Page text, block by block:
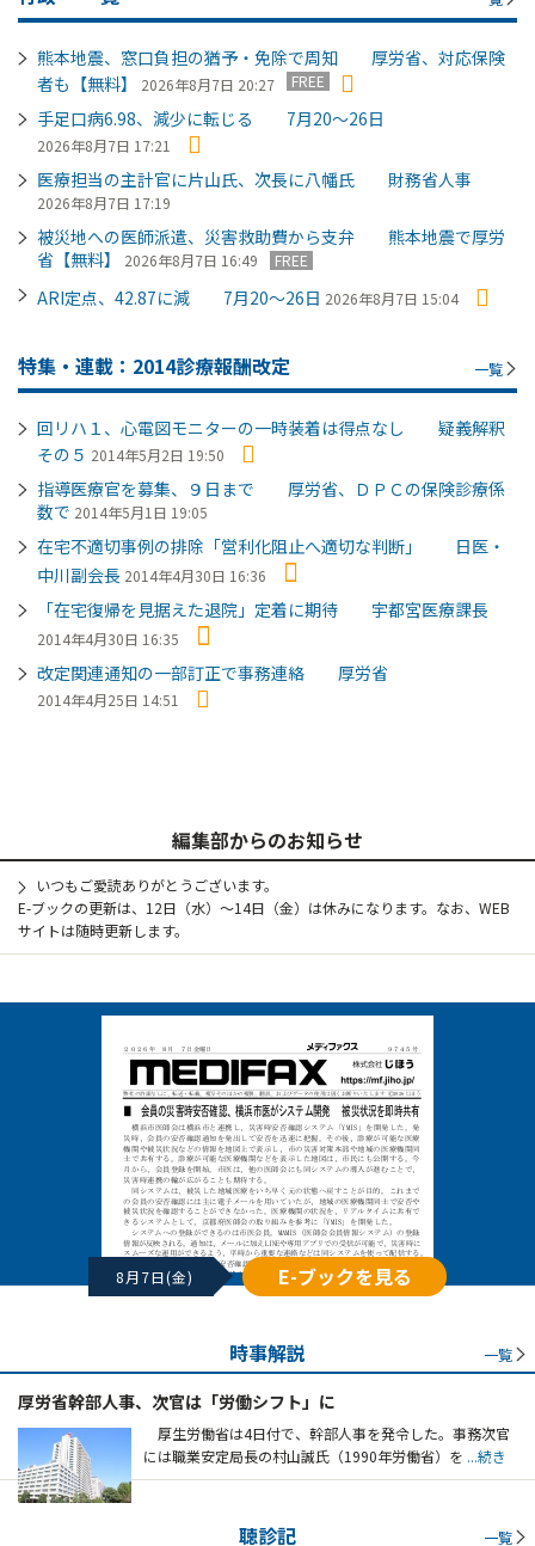
熊本地震、窓口負担の猶予・免除で周知 厚労省、対応保険
者も【無料】
2026年8月7日 20:27 FREE
手足口病6.98、減少に転じる 7月20～26日
2026年8月7日 17:21
医療担当の主計官に片山氏、次長に八幡氏 財務省人事
2026年8月7日 17:19
被災地への医師派遣、災害救助費から支弁 熊本地震で厚労
省【無料】
2026年8月7日 16:49 FREE
ARI定点、42.87に減 7月20～26日 2026年8月7日 15:04
特集・連載：2014診療報酬改定 一覧
回リハ１、心電図モニターの一時装着は得点なし 疑義解釈
その５ 2014年5月2日 19:50
指導医療官を募集、９日まで 厚労省、ＤＰＣの保険診療係
数で 2014年5月1日 19:05
在宅不適切事例の排除「営利化阻止へ適切な判断」 日医・
中川副会長 2014年4月30日 16:36
「在宅復帰を見据えた退院」定着に期待 宇都宮医療課長
2014年4月30日 16:35
改定関連通知の一部訂正で事務連絡 厚労省
2014年4月25日 14:51
編集部からのお知らせ
いつもご愛読ありがとうございます。
E-ブックの更新は、12日（水）～14日（金）は休みになります。なお、WEB
サイトは随時更新します。
8月7日(金) E-ブックを見る
時事解説 一覧
厚労省幹部人事、次官は「労働シフト」に
厚生労働省は4日付で、幹部人事を発令した。事務次官
には職業安定局長の村山誠氏（1990年労働省）を ...続き
聴診記 一覧